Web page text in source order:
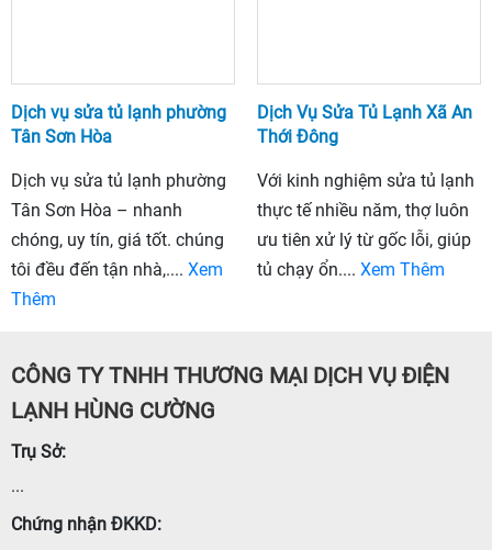
Dịch vụ sửa tủ lạnh phường
Tân Sơn Hòa
Dịch vụ sửa tủ lạnh phường
Tân Sơn Hòa – nhanh
chóng, uy tín, giá tốt. chúng
tôi đều đến tận nhà,.... Xem
Thêm
Dịch Vụ Sửa Tủ Lạnh Xã An
Thới Đông
Với kinh nghiệm sửa tủ lạnh
thực tế nhiều năm, thợ luôn
ưu tiên xử lý từ gốc lỗi, giúp
tủ chạy ổn.... Xem Thêm
CÔNG TY TNHH THƯƠNG MẠI DỊCH VỤ ĐIỆN
LẠNH HÙNG CƯỜNG
Trụ Sở:
...
Chứng nhận ĐKKD: